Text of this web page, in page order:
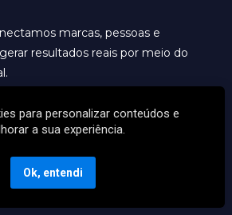
marcas, pessoas e
resultados reais por meio do
© 2026 ALC Digital
10.517.523/0001-63
para personalizar conteúdos e
a sua experiência.
Ok, entendi